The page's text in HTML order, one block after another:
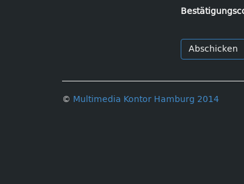
© Multimedia Kontor Hamburg 2014